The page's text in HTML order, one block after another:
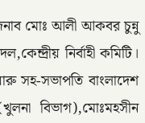
মোঃ আলী আকবর চুন্নু
নির্বাহী কমিটি।
সহ-সভাপতি বাংলাদেশ
বিভাগ),মোঃমহসীন